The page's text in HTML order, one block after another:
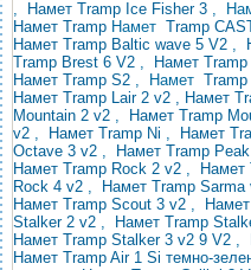
,
Намет Tramp Ice Fisher 3 ,
Намет Tramp Намет Tramp
Намет Tramp Baltic wave 5 V2 ,
Tramp Brest 6 V2 , Намет
Намет Tramp S2 , Намет
Намет Tramp Lair 2 v2 , Намет
Mountain 2 v2 , Намет Tramp
v2 , Намет Tramp Ni , Намет
Octave 3 v2 , Намет Tramp
Намет Tramp Rock 2 v2 , Намет
Rock 4 v2 , Намет Tramp Sarma
Намет Tramp Scout 3 v2 ,
Stalker 2 v2 , Намет Tramp
Намет Tramp Stalker 3 v2 9 V2 ,
Намет Tramp Air 1 Si темно-